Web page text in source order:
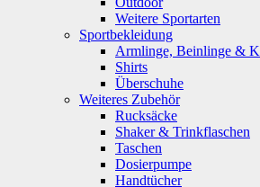
Weitere Sportarten
Sportbekleidung
Armlinge, Beinlinge &
Shirts
Überschuhe
Weiteres Zubehör
Rucksäcke
Shaker & Trinkflaschen
Taschen
Dosierpumpe
Handtücher